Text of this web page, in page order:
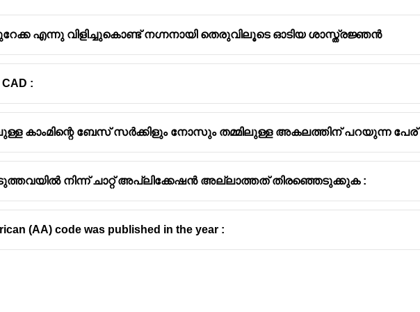
എന്നു വിളിച്ചുകൊണ്ട് നഗ്നനായി തെരുവിലൂടെ ഓടിയ ശാസ്ത്രജ്ഞൻ
:
കാംമിന്റെ ബേസ് സർക്കിളും നോസും തമ്മിലുള്ള അകലത്തിന് പറയുന്ന പേര്
നിന്ന് ചാറ്റ് അപ്ലിക്കേഷൻ അല്ലാത്തത് തിരഞ്ഞെടുക്കുക :
(AA) code was published in the year :